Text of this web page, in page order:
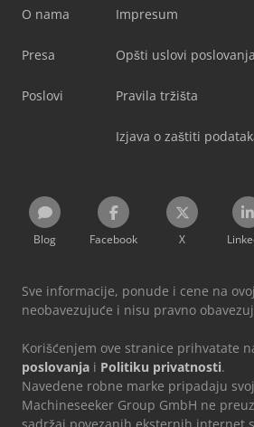
O nama
Presa
Poslovi
Impresum
Opšti uslovi poslovanja
Pravila tržišta
Izjava o zaštiti
Blog Facebook X
Sve informacije, ponude i cene na
neobavezujuće i nisu pravno
Korišćenjem ove stranice prihvatate
poslovanja i Politiku privatnosti.
Navedene robne marke pripadaju
Machineseeker Group GmbH ne